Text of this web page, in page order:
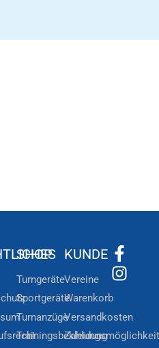
SHOP
Turngeräte
Sportgeräte
Turnanzüge
Trainingsbekleidung
KUNDE
Vereine
Warenkorb
Versandkosten